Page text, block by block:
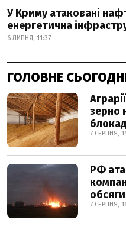
У Криму атаковані
енергетична
6 ЛИПНЯ, 11:37
ГОЛОВНЕ
зерно
7 СЕРПНЯ,
РФ
7 СЕРПНЯ,